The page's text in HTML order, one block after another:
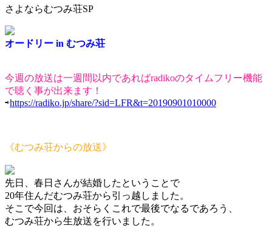
さよならむつみ荘SP
オードリー in むつみ荘
今週の放送は一週間以内であればradikoのタイムフリー機能
で聴く事が出来ます！
⇨https://radiko.jp/share/?sid=LFR&t=20190901010000
《むつみ荘からの放送》
先日、春日さんが結婚したということで
20年住んだむつみ荘から引っ越しました。
そこで今回は、おそらくこれで最後でなるであろう、
むつみ荘から生放送を行いました。